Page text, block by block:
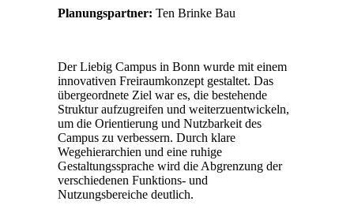
Planungspartner: Ten Brinke Bau
Der Liebig Campus in Bonn wurde mit einem
innovativen Freiraumkonzept gestaltet. Das
übergeordnete Ziel war es, die bestehende
Struktur aufzugreifen und weiterzuentwickeln,
um die Orientierung und Nutzbarkeit des
Campus zu verbessern. Durch klare
Wegehierarchien und eine ruhige
Gestaltungssprache wird die Abgrenzung der
verschiedenen Funktions- und
Nutzungsbereiche deutlich.